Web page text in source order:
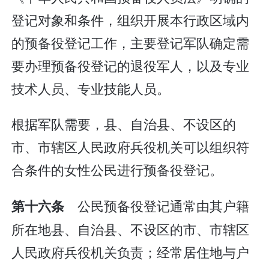
登记对象和条件，组织开展本行政区域内
的预备役登记工作，主要登记军队确定需
要办理预备役登记的退役军人，以及专业
技术人员、专业技能人员。
根据军队需要，县、自治县、不设区的
市、市辖区人民政府兵役机关可以组织符
合条件的女性公民进行预备役登记。
第十六条公民预备役登记通常由其户籍
所在地县、自治县、不设区的市、市辖区
人民政府兵役机关负责；经常居住地与户